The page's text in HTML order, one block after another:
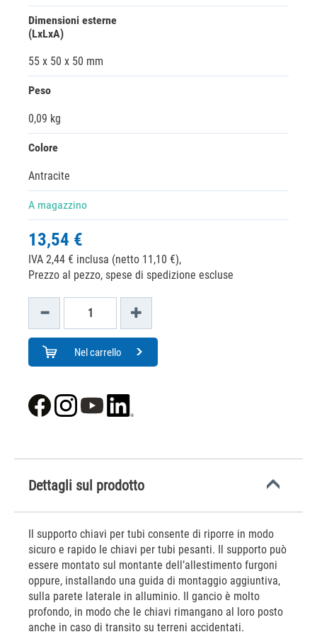
Dimensioni esterne
(LxLxA)
55 x 50 x 50 mm
Peso
0,09 kg
Colore
Antracite
A magazzino
13,54 €
IVA 2,44 € inclusa (netto 11,10 €),
Prezzo al pezzo, spese di spedizione escluse
Nel carrello
Dettagli sul prodotto
Il supporto chiavi per tubi consente di riporre in modo
sicuro e rapido le chiavi per tubi pesanti. Il supporto può
essere montato sul montante dell’allestimento furgoni
oppure, installando una guida di montaggio aggiuntiva,
sulla parete laterale in alluminio. Il gancio è molto
profondo, in modo che le chiavi rimangano al loro posto
anche in caso di transito su terreni accidentati.